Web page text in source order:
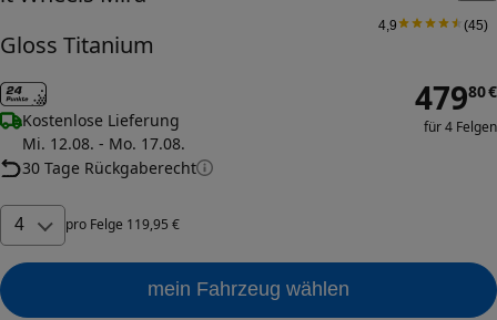
Gloss Titanium
4,9 (45)
Kostenlose Lieferung
Mi. 12.08. - Mo. 17.08.
30 Tage Rückgaberecht
47980€
für 4 Felgen
4 pro Felge 119,95 €
mein Fahrzeug wählen